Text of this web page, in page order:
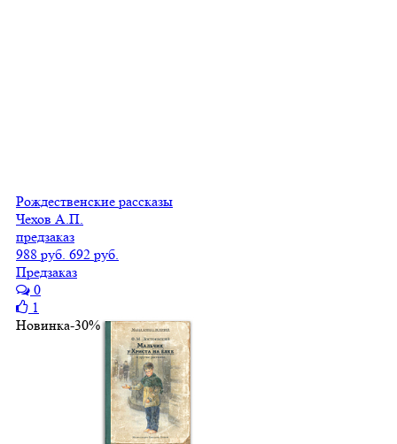
Рождественские рассказы
Чехов А.П.
предзаказ
988 руб. 692 руб.
Предзаказ
0
1
Новинка-30%